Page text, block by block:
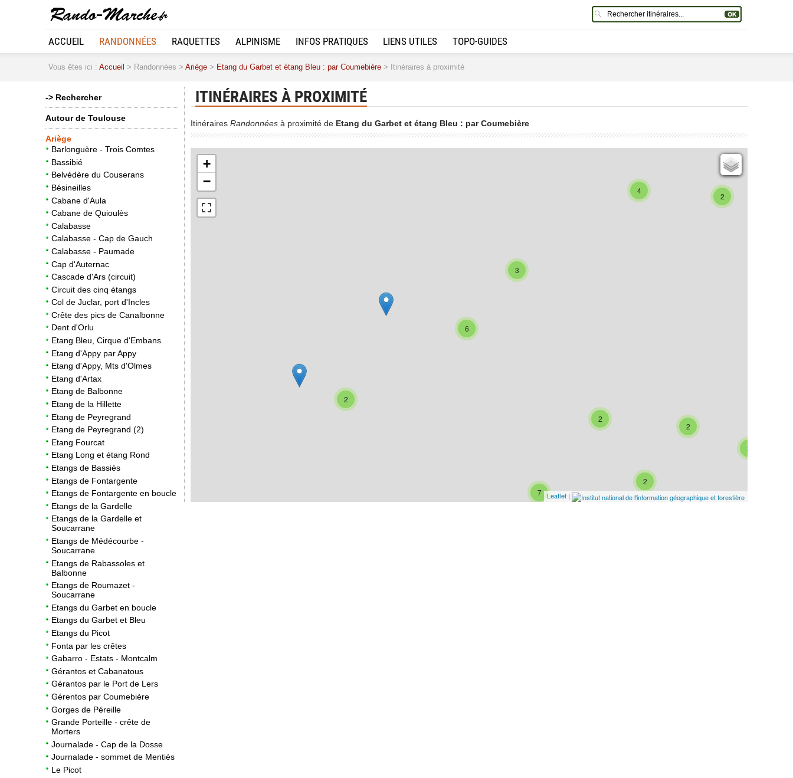
ACCUEIL RANDONNÉES RAQUETTES ALPINISME INFOS PRATIQUES LIENS UTILES TOPO-GUIDES
Vous êtes ici : Accueil > Randonnées > Ariège > Etang du Garbet et étang Bleu : par Coumebière > Itinéraires à proximité
-> Rechercher
Autour de Toulouse
Ariège
Barlonguère - Trois Comtes
Bassibié
Belvédère du Couserans
Bésineilles
Cabane d'Aula
Cabane de Quioulès
Calabasse
Calabasse - Cap de Gauch
Calabasse - Paumade
Cap d'Auternac
Cascade d'Ars (circuit)
Circuit des cinq étangs
Col de Juclar, port d'Incles
Crête des pics de Canalbonne
Dent d'Orlu
Etang Bleu, Cirque d'Embans
Etang d'Appy par Appy
Etang d'Appy, Mts d'Olmes
Etang d'Artax
Etang de Balbonne
Etang de la Hillette
Etang de Peyregrand
Etang de Peyregrand (2)
Etang Fourcat
Etang Long et étang Rond
Etangs de Bassiès
Etangs de Fontargente
Etangs de Fontargente en boucle
Etangs de la Gardelle
Etangs de la Gardelle et
Soucarrane
Etangs de Médécourbe -
Soucarrane
Etangs de Rabassoles et
Balbonne
Etangs de Roumazet -
Soucarrane
Etangs du Garbet en boucle
Etangs du Garbet et Bleu
Etangs du Picot
Fonta par les crêtes
Gabarro - Estats - Montcalm
Gérantos et Cabanatous
Gérantos par le Port de Lers
Gérentos par Coumebière
Gorges de Péreille
Grande Porteille - crête de
Morters
Journalade - Cap de la Dosse
Journalade - sommet de Mentiès
Le Picot
ITINÉRAIRES À PROXIMITÉ
Itinéraires Randonnées à proximité de Etang du Garbet et étang Bleu : par Coumebière
2
4
2
7
2
2
2
2
3
6
2
4
+
−
Leaflet |